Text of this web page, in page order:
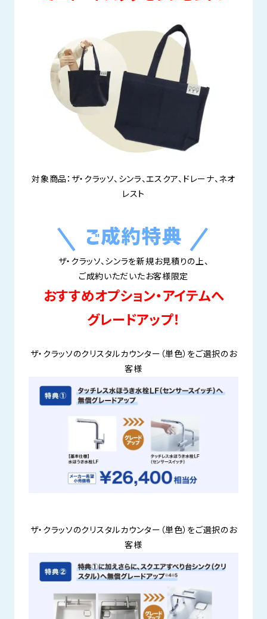
対象商品：ザ・クラッソ、シンラ、エスクア、ドレーナ、ネオ
レスト
ザ・クラッソ、シンラを新規お見積りの上、
ご成約いただいたお客様限定
おすすめオプション・アイテムへ
グレードアップ！
ザ・クラッソのクリスタルカウンター（単色）をご選択のお
客様
ザ・クラッソのクリスタルカウンター（単色）をご選択のお
客様